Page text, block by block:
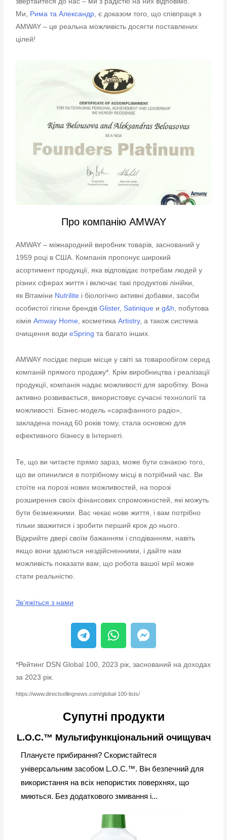
Ми,
Рима та Александр , є доказом того, що співпраця з
AMWAY – це реальна можливість досягти поставлених
цілей!
Про компанію AMWAY
AMWAY – міжнародний виробник товарів, заснований у
1959 році в США. Компанія пропонує широкий
асортимент продукції, яка відповідає потребам людей у
різних сферах життя і включає такі продуктові лінійки,
як Вітаміни Nutrilite і біологічно активні добавки, засоби
особистої гігієни брендівGlister, Satinique иg&h , побутова
хіміяAmway Home , косметикаArtistry, а також система
очищення водиeSpring та багато інших.
AMWAY посідає перше місце у світі за товарообігом серед
компаній прямого продажу*. Крім виробництва і реалізації
продукції, компанія надає можливості для заробітку. Вона
активно розвивається, використовує сучасні технології та
можливості. Бізнес-модель «сарафанного радіо»,
закладена понад 60 років тому, стала основою для
ефективного бізнесу в Інтернеті.
Те, що ви читаєте прямо зараз, може бути ознакою того,
що ви опинилися в потрібному місці в потрібний час. Ви
стоїте на порозі нових можливостей, на порозі
розширення своїх фінансових спроможностей, які можуть
бути безмежними. Вас чекає нове життя, і вам потрібно
тільки зважитися і зробити перший крок до нього.
Відкрийте двері своїм бажанням і сподіванням, навіть
якщо вони здаються нездійсненними, і дайте нам
можливість показати вам, що робота вашої мрії може
стати реальністю.
Зв’яжіться з нами
*Рейтинг DSN Global 100, 2023 рік, заснований на доходах
за 2023 рік.
https://www.directsellingnews.com/global-100-lists/
Супутні продукти
L.O.C.™ Мультифункціональний очищувач
Плануєте прибирання? Скористайтеся
універсальним засобом L.O.C.™. Він безпечний для
використання на всіх непористих поверхнях, що
миються. Без додаткового змивання і...